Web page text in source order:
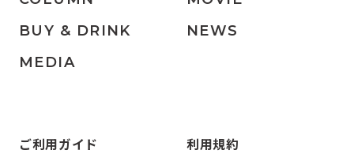
BUY & DRINK
NEWS
MEDIA
ご利用ガイド
利用規約